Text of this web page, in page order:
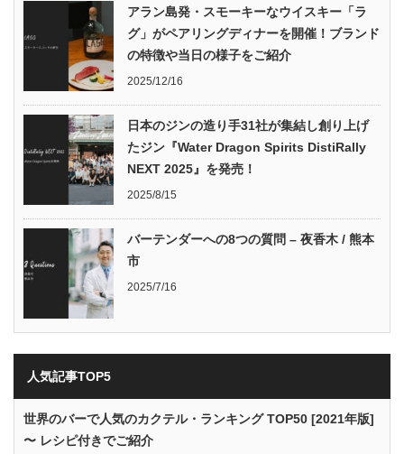
アラン島発・スモーキーなウイスキー「ラ
グ」がペアリングディナーを開催！ブランド
の特徴や当日の様子をご紹介
2025/12/16
日本のジンの造り手31社が集結し創り上げ
たジン『Water Dragon Spirits DistiRally
NEXT 2025』を発売！
2025/8/15
バーテンダーへの8つの質問 – 夜香木 / 熊本
市
2025/7/16
人気記事TOP5
世界のバーで人気のカクテル・ランキング TOP50 [2021年版]
〜 レシピ付きでご紹介